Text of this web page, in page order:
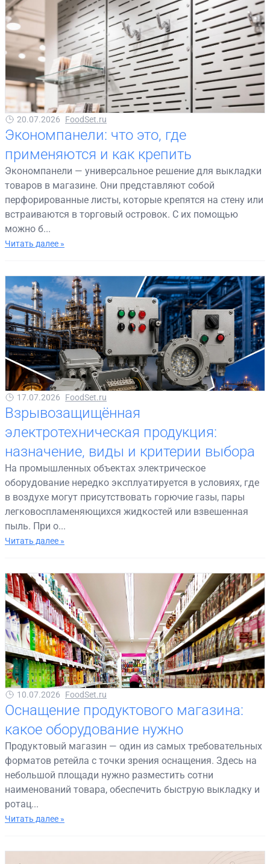
20.07.2026 FoodSet.ru
Экономпанели: что это, где
применяются и как крепить
Экономпанели — универсальное решение для выкладки
товаров в магазине. Они представляют собой
перфорированные листы, которые крепятся на стену или
встраиваются в торговый островок. С их помощью
можно б...
Читать далее »
17.07.2026 FoodSet.ru
Взрывозащищённая
электротехническая продукция:
назначение, виды и критерии выбора
На промышленных объектах электрическое
оборудование нередко эксплуатируется в условиях, где
в воздухе могут присутствовать горючие газы, пары
легковоспламеняющихся жидкостей или взвешенная
пыль. При о...
Читать далее »
10.07.2026 FoodSet.ru
Оснащение продуктового магазина:
какое оборудование нужно
Продуктовый магазин — один из самых требовательных
форматов ретейла с точки зрения оснащения. Здесь на
небольшой площади нужно разместить сотни
наименований товара, обеспечить быструю выкладку и
ротац...
Читать далее »